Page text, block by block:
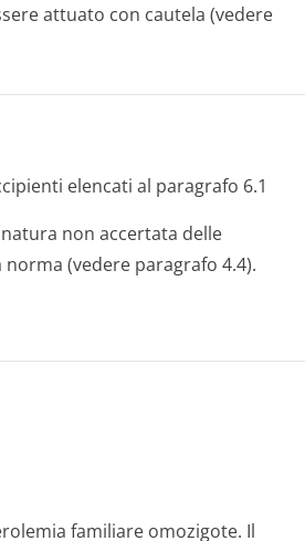
attuato con cautela (vedere
elencati al paragrafo 6.1
non accertata delle
(vedere paragrafo 4.4).
familiare omozigote. Il